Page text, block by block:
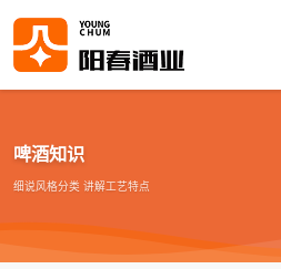
啤酒知识
细说风格分类 讲解工艺特点